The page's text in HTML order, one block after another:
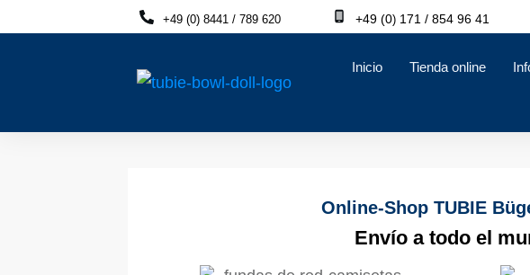
+49 (0) 8441 / 789 620 +49 (0) 171 / 854 96 41
Inicio Tienda online
Online-Shop TUBIE
Envío a todo el